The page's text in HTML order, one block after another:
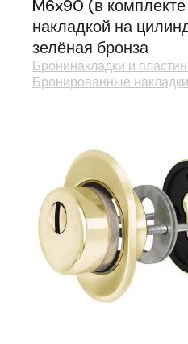
M6x90 (в
накладкой на
зелёная бронза
Бронинакладки и
Бронированные накладки